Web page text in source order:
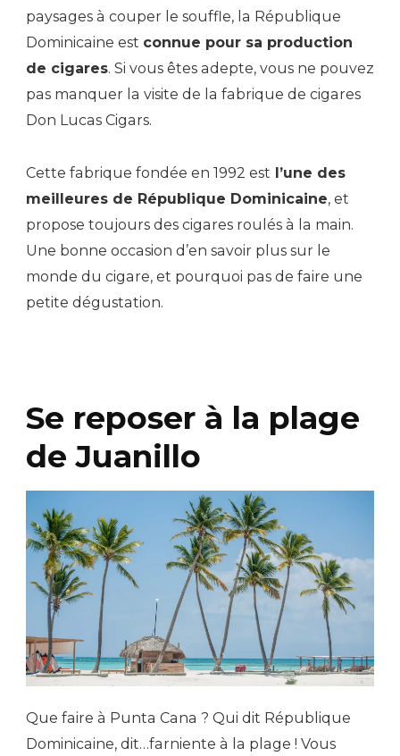
paysages à couper le souffle, la République
Dominicaine est connue pour sa production
de cigares. Si vous êtes adepte, vous ne pouvez
pas manquer la visite de la fabrique de cigares
Don Lucas Cigars.
Cette fabrique fondée en 1992 est l’une des
meilleures de République Dominicaine, et
propose toujours des cigares roulés à la main.
Une bonne occasion d’en savoir plus sur le
monde du cigare, et pourquoi pas de faire une
petite dégustation.
Se reposer à la plage
de Juanillo
Que faire à Punta Cana ? Qui dit République
Dominicaine, dit…farniente à la plage ! Vous